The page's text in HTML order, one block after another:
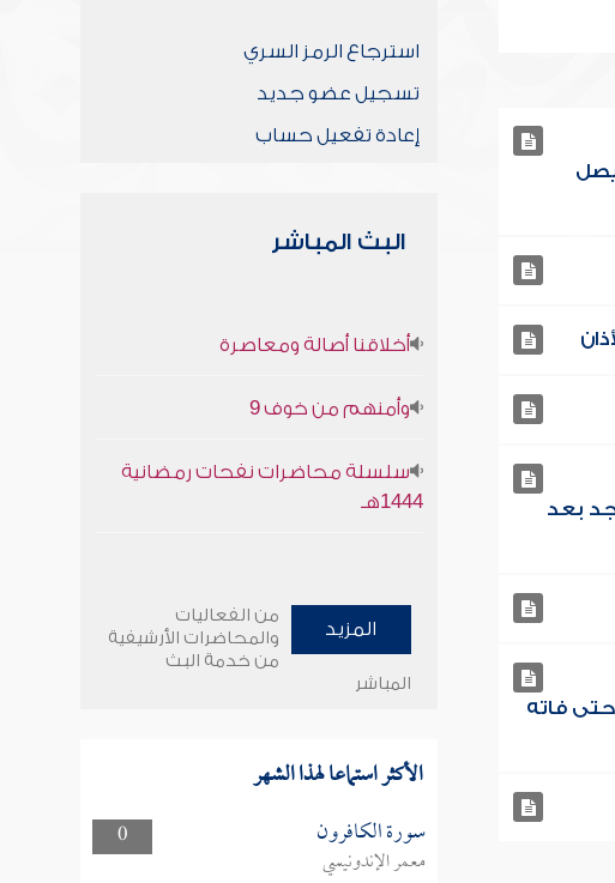
يصل
بعد
حتى فاته
استرجاع الرمز السري
تسجيل عضو جديد
إعادة تفعيل حساب
البث المباشر
أخلاقنا أصالة ومعاصرة
وأمنهم من خوف 9
سلسلة محاضرات نفحات رمضانية
1444هـ
المزيد
من الفعاليات
والمحاضرات الأرشيفية
من خدمة البث
المباشر
الأكثر استماعا لهذا الشهر
0 سورة الكافرون
معمر الإندونيسي